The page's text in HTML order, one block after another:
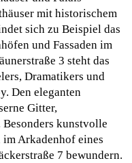
mit historischem
sich zu Beispiel das
und Fassaden im
3 steht das
Dramatikers und
Den eleganten
Gitter,
kunstvolle
Arkadenhof eines
7 bewundern.